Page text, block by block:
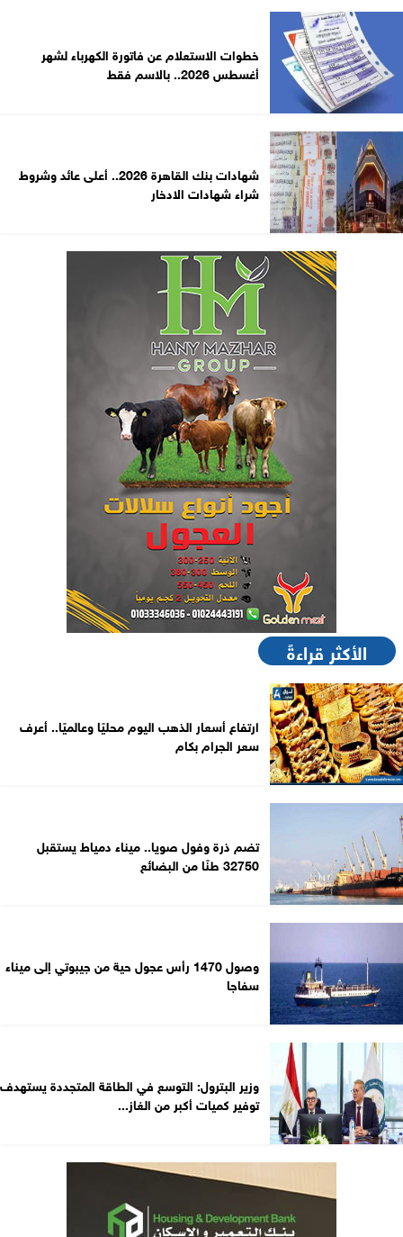
خطوات الاستعلام عن فاتورة الكهرباء لشهر
أغسطس 2026.. بالاسم فقط
شهادات بنك القاهرة 2026.. أعلى عائد وشروط
شراء شهادات الادخار
الأكثر قراءةً
ارتفاع أسعار الذهب اليوم محليًا وعالميًا.. أعرف
سعر الجرام بكام
تضم ذرة وفول صويا.. ميناء دمياط يستقبل
32750 طنًا من البضائع
وصول 1470 رأس عجول حية من جيبوتي إلى ميناء
سفاجا
وزير البترول: التوسع في الطاقة المتجددة يستهدف
توفير كميات أكبر من الغاز...